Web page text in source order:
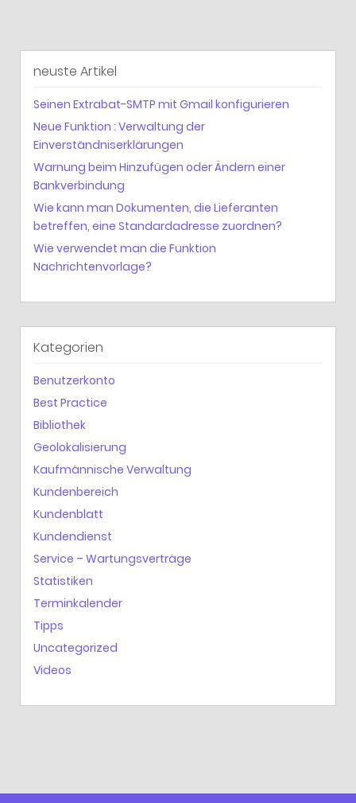
neuste Artikel
Seinen Extrabat-SMTP mit Gmail konfigurieren
Neue Funktion : Verwaltung der
Einverständniserklärungen
Warnung beim Hinzufügen oder Ändern einer
Bankverbindung
Wie kann man Dokumenten, die Lieferanten
betreffen, eine Standardadresse zuordnen?
Wie verwendet man die Funktion
Nachrichtenvorlage?
Kategorien
Benutzerkonto
Best Practice
Bibliothek
Geolokalisierung
Kaufmännische Verwaltung
Kundenbereich
Kundenblatt
Kundendienst
Service – Wartungsverträge
Statistiken
Terminkalender
Tipps
Uncategorized
Videos